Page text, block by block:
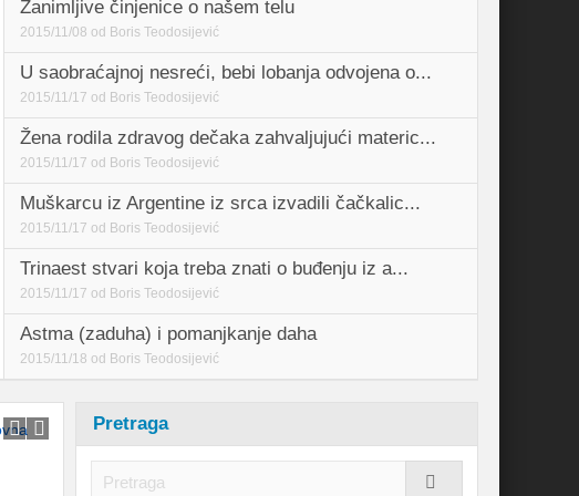
Zanimljive činjenice o našem telu
2015/11/08 od Boris Teodosijević
U saobraćajnoj nesreći, bebi lobanja odvojena o...
2015/11/17 od Boris Teodosijević
Žena rodila zdravog dečaka zahvaljujući materic...
2015/11/17 od Boris Teodosijević
Muškarcu iz Argentine iz srca izvadili čačkalic...
2015/11/17 od Boris Teodosijević
Trinaest stvari koja treba znati o buđenju iz a...
2015/11/17 od Boris Teodosijević
Astma (zaduha) i pomanjkanje daha
2015/11/18 od Boris Teodosijević
Pretraga